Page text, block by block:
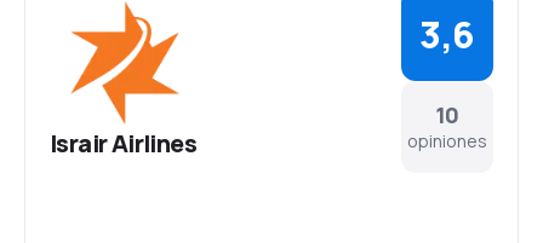
Israir Airlines
10
opiniones
3,6